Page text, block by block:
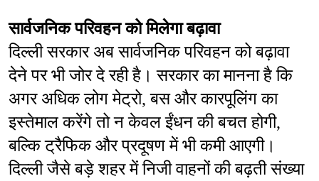
सार्वजनिक परिवहन को मिलेगा बढ़ावा
दिल्ली सरकार अब सार्वजनिक परिवहन को बढ़ावा
देने पर भी जोर दे रही है। सरकार का मानना है कि
अगर अधिक लोग मेट्रो, बस और कारपूलिंग का
इस्तेमाल करेंगे तो न केवल ईंधन की बचत होगी,
बल्कि ट्रैफिक और प्रदूषण में भी कमी आएगी।
दिल्ली जैसे बड़े शहर में निजी वाहनों की बढ़ती संख्या